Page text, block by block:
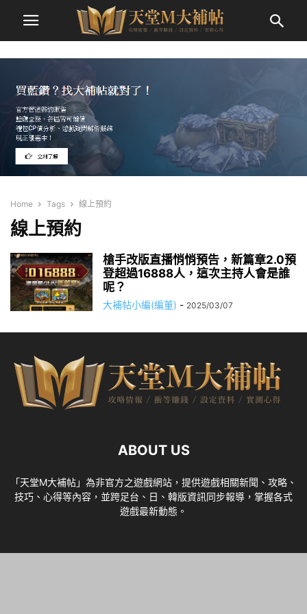
Home Tags 線上預約
線上預約
槍手改版直播悄悄預告，新篇章2.0預
登超過16888人，這次主持人會是誰
呢？
大補帖小編(編董) - 2025/03/07
ABOUT US
「天堂M大補帖」為非官方之遊戲網站，提供遊戲相關新聞、攻略、
技巧、心得等內容，並跨足台、日、韓版資訊同步報導，掌握各式
遊戲最新動態。